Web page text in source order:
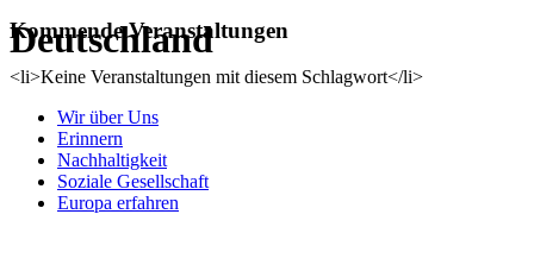
Deutschland
Kommende Veranstaltungen
<li>Keine Veranstaltungen mit diesem Schlagwort</li>
Wir über Uns
Erinnern
Nachhaltigkeit
Soziale Gesellschaft
Europa erfahren